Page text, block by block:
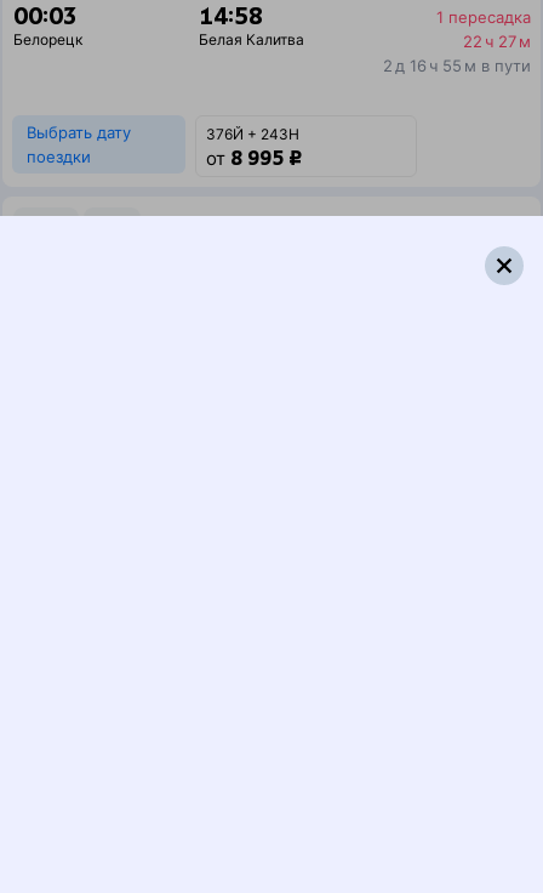
00:03
Белорецк
14:58
Белая Калитва
1 пересадка
22 ч 27 м
2 д 16 ч 55 м в пути
Выбрать дату
поездки
376Й + 243Н
от 8 995 ₽
375*У 477У
1 пересадка
1 ч 4 м